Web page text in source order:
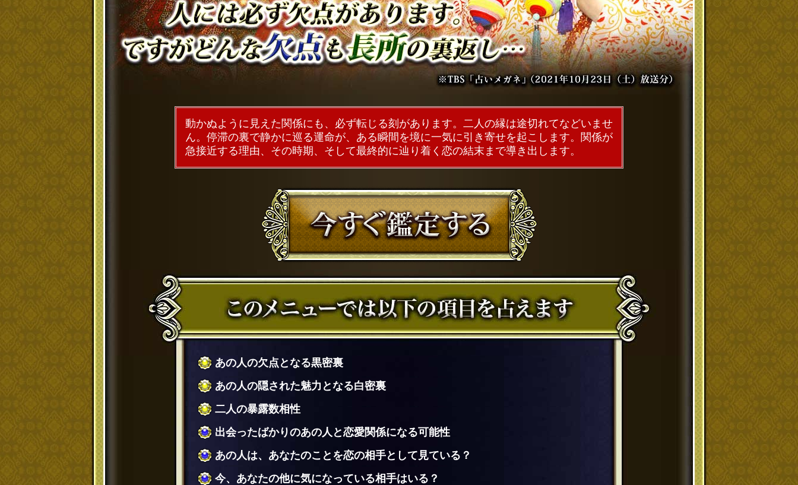
動かぬように見えた関係にも、必ず転じる刻があります。二人の縁は途切れてなどいませ
ん。停滞の裏で静かに巡る運命が、ある瞬間を境に一気に引き寄せを起こします。関係が
急接近する理由、その時期、そして最終的に辿り着く恋の結末まで導き出します。
あの人の欠点となる黒密裏
あの人の隠された魅力となる白密裏
二人の暴露数相性
出会ったばかりのあの人と恋愛関係になる可能性
あの人は、あなたのことを恋の相手として見ている？
今、あなたの他に気になっている相手はいる？